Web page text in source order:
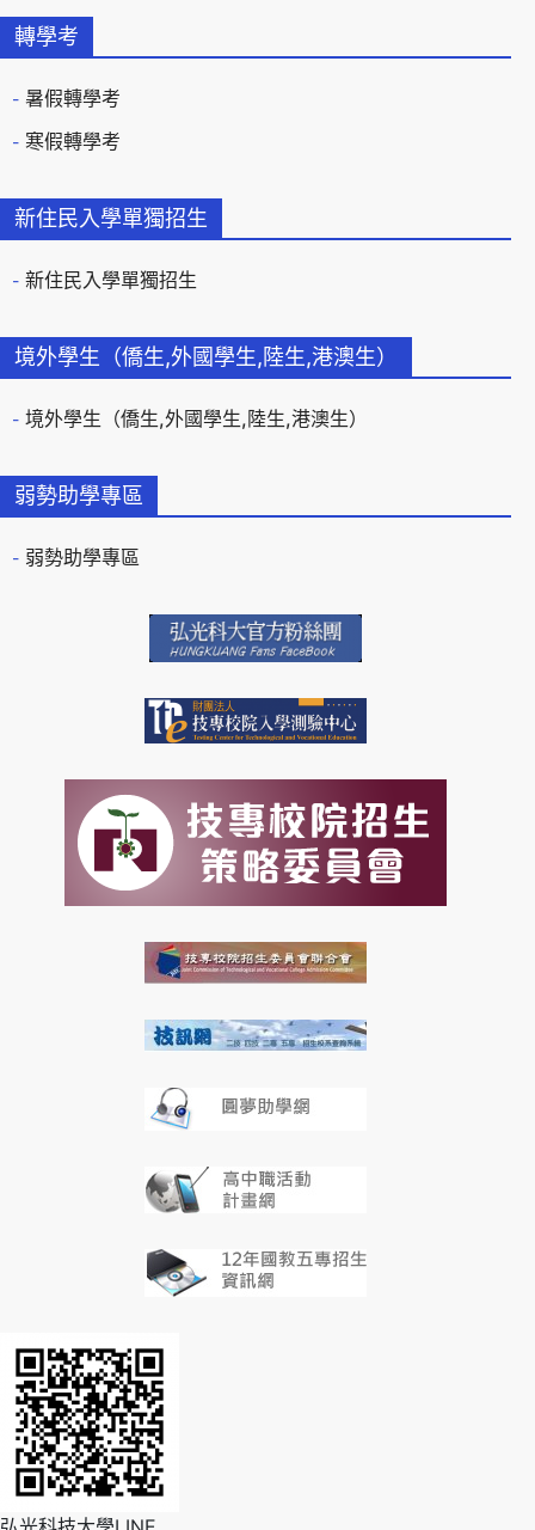
轉學考
暑假轉學考
寒假轉學考
新住民入學單獨招生
新住民入學單獨招生
境外學生（僑生,外國學生,陸生,港澳生）
境外學生（僑生,外國學生,陸生,港澳生）
弱勢助學專區
弱勢助學專區